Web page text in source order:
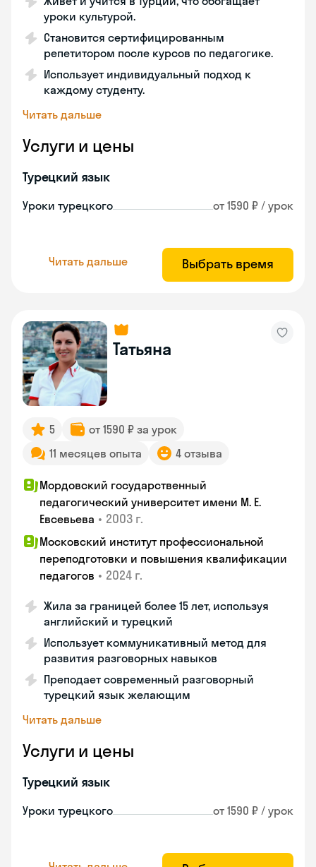
уроки культурой.
Становится сертифицированным
репетитором после курсов по педагогике.
Использует индивидуальный подход к
каждому студенту.
Читать дальше
Услуги и цены
Турецкий язык
Уроки турецкого от 1590 ₽ / урок
Читать дальше Выбрать время
Татьяна
5
от 1590 ₽ за урок
11 месяцев опыта
4 отзыва
Мордовский государственный
педагогический университет имени М. Е.
Евсевьева • 2003 г.
Московский институт профессиональной
переподготовки и повышения квалификации
педагогов • 2024 г.
Жила за границей более 15 лет, используя
английский и турецкий
Использует коммуникативный метод для
развития разговорных навыков
Преподает современный разговорный
турецкий язык желающим
Читать дальше
Услуги и цены
Турецкий язык
Уроки турецкого от 1590 ₽ / урок